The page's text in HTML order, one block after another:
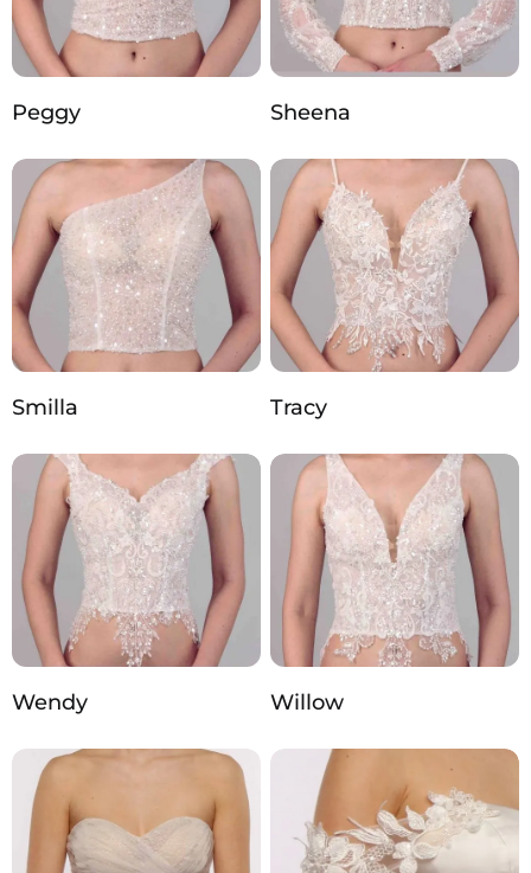
Peggy Sheena
Smilla Tracy
Wendy Willow